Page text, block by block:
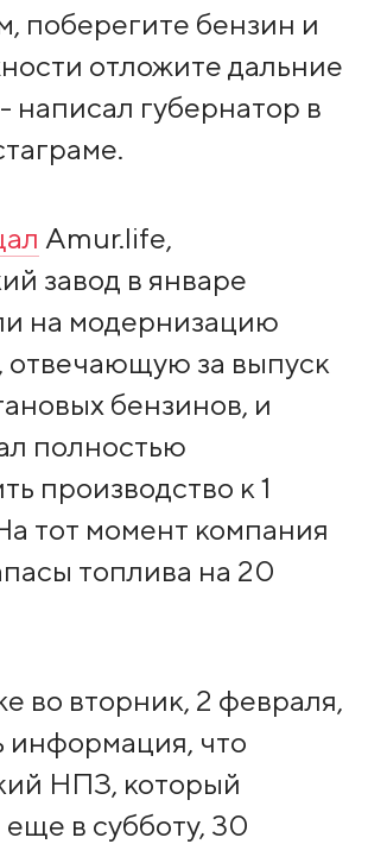
поберегите бензин и
отложите дальние
написал губернатор в
Amur.life,
завод в январе
на модернизацию
отвечающую за выпуск
бензинов, и
полностью
производство к 1
тот момент компания
топлива на 20
во вторник, 2 февраля,
информация, что
НПЗ, который
еще в субботу, 30